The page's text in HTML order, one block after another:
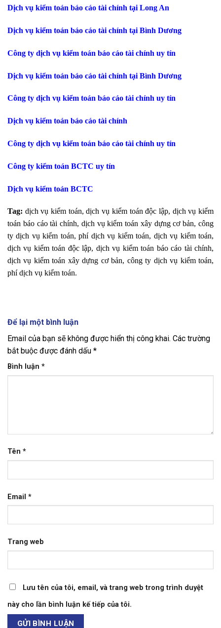
Dịch vụ kiểm toán báo cáo tài chính tại Long An
Dịch vụ kiểm toán báo cáo tài chính tại Bình Dương
Công ty dịch vụ kiểm toán báo cáo tài chính uy tín
Dịch vụ kiểm toán báo cáo tài chính tại Bình Dương
Công ty dịch vụ kiểm toán báo cáo tài chính uy tín
Dịch vụ kiểm toán báo cáo tài chính
Công ty dịch vụ kiểm toán báo cáo tài chính uy tín
Công ty kiểm toán BCTC uy tín
Dịch vụ kiểm toán BCTC
Tag: dịch vụ kiểm toán, dịch vụ kiểm toán độc lập, dịch vụ kiểm
toán báo cáo tài chính, dịch vụ kiểm toán xây dựng cơ bản, công
ty dịch vụ kiểm toán, phí dịch vụ kiểm toán, dịch vụ kiểm toán,
dịch vụ kiểm toán độc lập, dịch vụ kiểm toán báo cáo tài chính,
dịch vụ kiểm toán xây dựng cơ bản, công ty dịch vụ kiểm toán,
phí dịch vụ kiểm toán.
Để lại một bình luận
Email của bạn sẽ không được hiển thị công khai. Các trường
bắt buộc được đánh dấu *
Bình luận *
Tên *
Email *
Trang web
Lưu tên của tôi, email, và trang web trong trình duyệt
này cho lần bình luận kế tiếp của tôi.